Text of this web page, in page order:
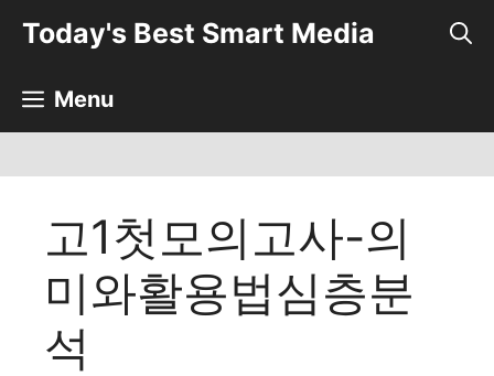
뛰
Today's Best Smart Media
Menu
고1첫모의고사-의
미와활용법심층분
석